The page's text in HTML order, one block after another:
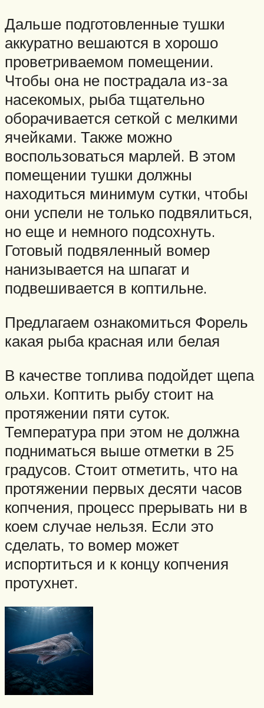
Дальше подготовленные тушки
аккуратно вешаются в хорошо
проветриваемом помещении.
Чтобы она не пострадала из-за
насекомых, рыба тщательно
оборачивается сеткой с мелкими
ячейками. Также можно
воспользоваться марлей. В этом
помещении тушки должны
находиться минимум сутки, чтобы
они успели не только подвялиться,
но еще и немного подсохнуть.
Готовый подвяленный вомер
нанизывается на шпагат и
подвешивается в коптильне.
Предлагаем ознакомиться Форель
какая рыба красная или белая
В качестве топлива подойдет щепа
ольхи. Коптить рыбу стоит на
протяжении пяти суток.
Температура при этом не должна
подниматься выше отметки в 25
градусов. Стоит отметить, что на
протяжении первых десяти часов
копчения, процесс прерывать ни в
коем случае нельзя. Если это
сделать, то вомер может
испортиться и к концу копчения
протухнет.